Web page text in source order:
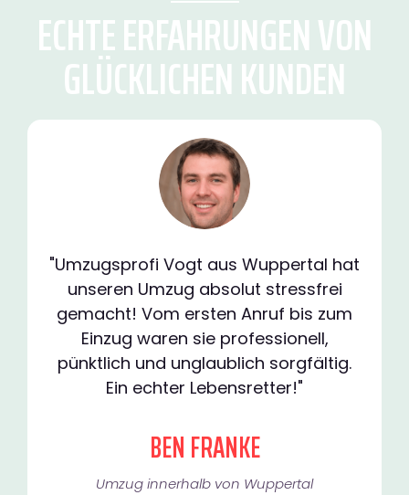
ECHTE ERFAHRUNGEN VON
GLÜCKLICHEN KUNDEN
"Umzugsprofi Vogt aus Wuppertal hat
unseren Umzug absolut stressfrei
gemacht! Vom ersten Anruf bis zum
Einzug waren sie professionell,
pünktlich und unglaublich sorgfältig.
Ein echter Lebensretter!"
BEN FRANKE
Umzug innerhalb von Wuppertal​